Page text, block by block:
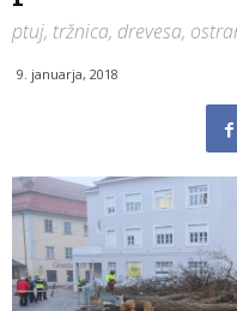
ptuj, tržnica, drevesa,
9. januarja, 2018